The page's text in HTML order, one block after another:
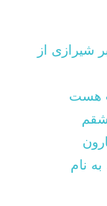
شیرازی از
هست
نام